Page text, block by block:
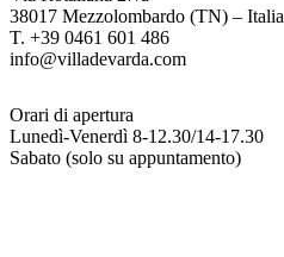
38017 Mezzolombardo (TN) – Italia
T. +39 0461 601 486
info@villadevarda.com
Orari di apertura
Lunedì-Venerdì 8-12.30/14-17.30
Sabato (solo su appuntamento)